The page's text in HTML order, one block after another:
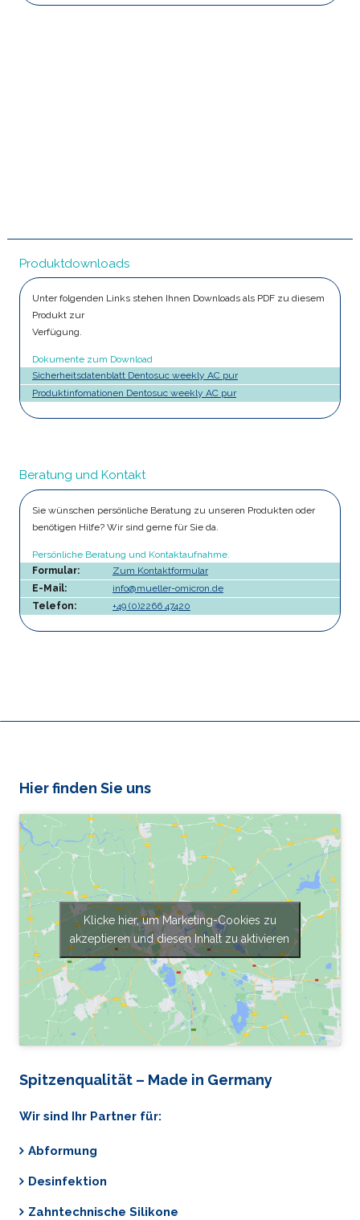
Produktdownloads
Unter folgenden Links stehen Ihnen Downloads als PDF zu diesem
Produkt zur
Verfügung.
Dokumente zum Download
Sicherheitsdatenblatt Dentosuc weekly AC pur
Produktinfomationen Dentosuc weekly AC pur
Beratung und Kontakt
Sie wünschen persönliche Beratung zu unseren Produkten oder
benötigen Hilfe? Wir sind gerne für Sie da.
Persönliche Beratung und Kontaktaufnahme.
Formular:
Zum Kontaktformular
E-Mail:
info@mueller-omicron.de
Telefon:
+49 (0)2266 47420
Hier finden Sie uns
Klicke hier, um Marketing-Cookies zu
akzeptieren und diesen Inhalt zu aktivieren
Spitzenqualität – Made in Germany
Wir sind Ihr Partner für:
Abformung
Desinfektion
Zahntechnische Silikone